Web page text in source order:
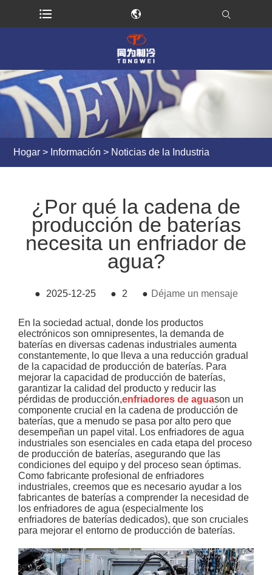
Hogar > Información > Noticias de la Industria
¿Por qué la cadena de
producción de baterías
necesita un enfriador de
agua?
● 2025-12-25 ● 2 ● Déjame un mensaje
En la sociedad actual, donde los productos
electrónicos son omnipresentes, la demanda de
baterías en diversas cadenas industriales aumenta
constantemente, lo que lleva a una reducción gradual
de la capacidad de producción de baterías. Para
mejorar la capacidad de producción de baterías,
garantizar la calidad del producto y reducir las
pérdidas de producción,enfriadores de aguason un
componente crucial en la cadena de producción de
baterías, que a menudo se pasa por alto pero que
desempeñan un papel vital. Los enfriadores de agua
industriales son esenciales en cada etapa del proceso
de producción de baterías, asegurando que las
condiciones del equipo y del proceso sean óptimas.
Como fabricante profesional de enfriadores
industriales, creemos que es necesario ayudar a los
fabricantes de baterías a comprender la necesidad de
los enfriadores de agua (especialmente los
enfriadores de baterías dedicados), que son cruciales
para mejorar el entorno de producción de baterías.